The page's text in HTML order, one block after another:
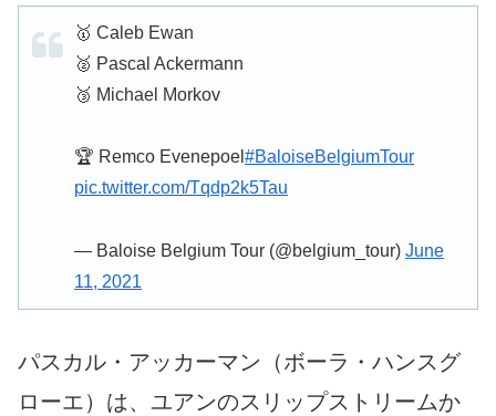
🥇 Caleb Ewan
🥈 Pascal Ackermann
🥉 Michael Morkov
🏆 Remco Evenepoel #BaloiseBelgiumTour
pic.twitter.com/Tqdp2k5Tau
— Baloise Belgium Tour (@belgium_tour) June
11, 2021
パスカル・アッカーマン（ボーラ・ハンスグ
ローエ）は、ユアンのスリップストリームか